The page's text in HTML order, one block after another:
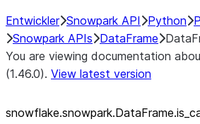
Entwickler Snowpark API Python
Snowpark APIs DataFrame
You are viewing documentation
(1.46.0). View latest version
snowflake.snowpark.DataFrame.is_